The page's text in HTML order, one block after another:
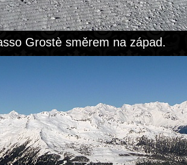
Grostè směrem na západ.